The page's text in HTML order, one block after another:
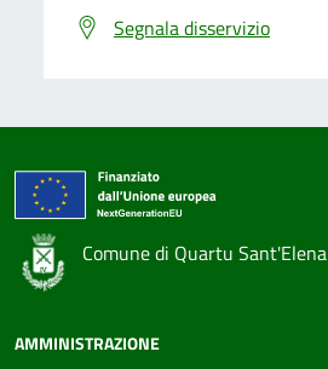
Segnala disservizio
Comune di Quartu Sant'Elena
AMMINISTRAZIONE